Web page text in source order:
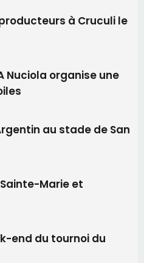
à Cruculi le
Nuciola organise une
au stade de San
Marie et
end du tournoi du